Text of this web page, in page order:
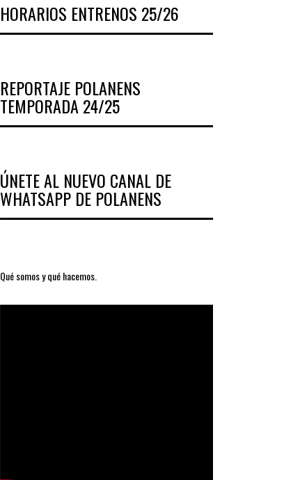
HORARIOS ENTRENOS 25/26
REPORTAJE POLANENS
TEMPORADA 24/25
ÚNETE AL NUEVO CANAL DE
WHATSAPP DE POLANENS
Qué somos y qué hacemos.